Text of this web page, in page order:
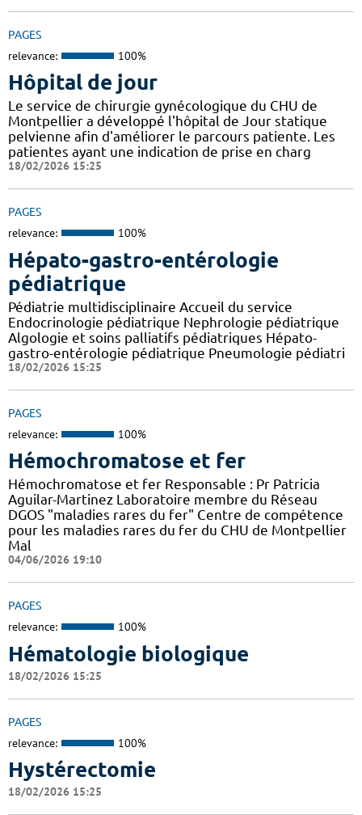
PAGES
relevance: 100%
Hôpital de jour
Le service de chirurgie gynécologique du CHU de
Montpellier a développé l'hôpital de Jour statique
pelvienne afin d'améliorer le parcours patiente. Les
patientes ayant une indication de prise en charg
18/02/2026 15:25
PAGES
relevance: 100%
Hépato-gastro-entérologie
pédiatrique
Pédiatrie multidisciplinaire Accueil du service
Endocrinologie pédiatrique Nephrologie pédiatrique
Algologie et soins palliatifs pédiatriques Hépato-
gastro-entérologie pédiatrique Pneumologie pédiatri
18/02/2026 15:25
PAGES
relevance: 100%
Hémochromatose et fer
Hémochromatose et fer Responsable : Pr Patricia
Aguilar-Martinez Laboratoire membre du Réseau
DGOS "maladies rares du fer" Centre de compétence
pour les maladies rares du fer du CHU de Montpellier
Mal
04/06/2026 19:10
PAGES
relevance: 100%
Hématologie biologique
18/02/2026 15:25
PAGES
relevance: 100%
Hystérectomie
18/02/2026 15:25